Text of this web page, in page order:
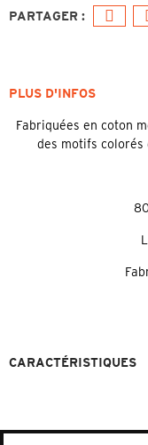
PLUS D'INFOS
Fabriquées en coton
des motifs
CARACTÉRISTIQUES